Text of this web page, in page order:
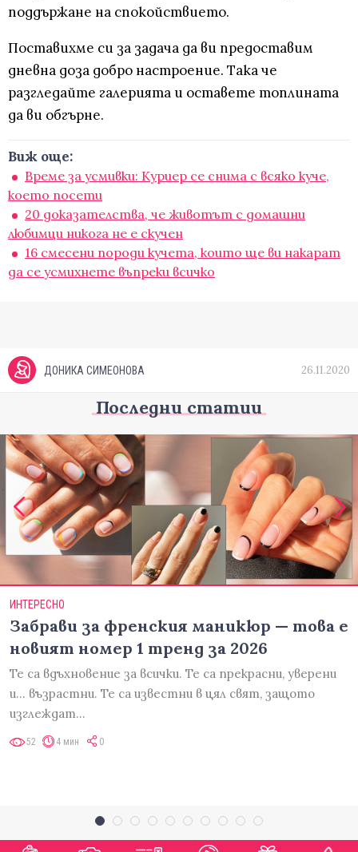
поддържане на спокойствието.
Поставихме си за задача да ви предоставим
дневна доза добро настроение. Така че
разгледайте галерията и оставете топлината
да ви обгърне.
Виж още:
Време за усмивки: Куриер се снима с всяко куче,
което посети
20 доказателства, че животът с домашни
любимци никога не е скучен
16 смесени породи кучета, които ще ви накарат
да се усмихнете въпреки всичко
ДОНИКА СИМЕОНОВА 26.11.2020
Последни статии
ИНТЕРЕСНО
Забрави за френския маникюр — това е
новият номер 1 тренд за 2026
Те са вдъхновение за всички. Те са прекрасни, уверени
и... възрастни. Те са известни в цял свят, защото
изглеждат…
52 4 мин 0